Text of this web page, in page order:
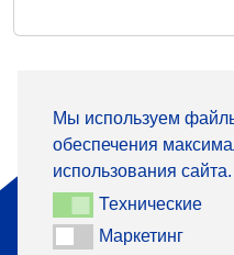
О компании
Информация
Мы используем
обеспечения
использования сайта.
Технические
Технические
МаркетингМаркетинг